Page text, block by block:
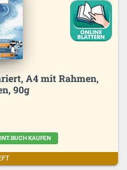
A4 mit Rahmen,
90g
KAUFEN